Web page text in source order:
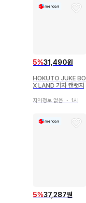
5%31,490원
HOKUTO JUKE BO
X LAND 가챠 캔뱃지
지역정보 없음 ・ 1시간 전
5%37,287원